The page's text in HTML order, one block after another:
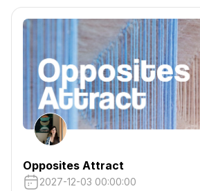
csatolmányban
Opposites Attract
2027-12-03 00:00:00